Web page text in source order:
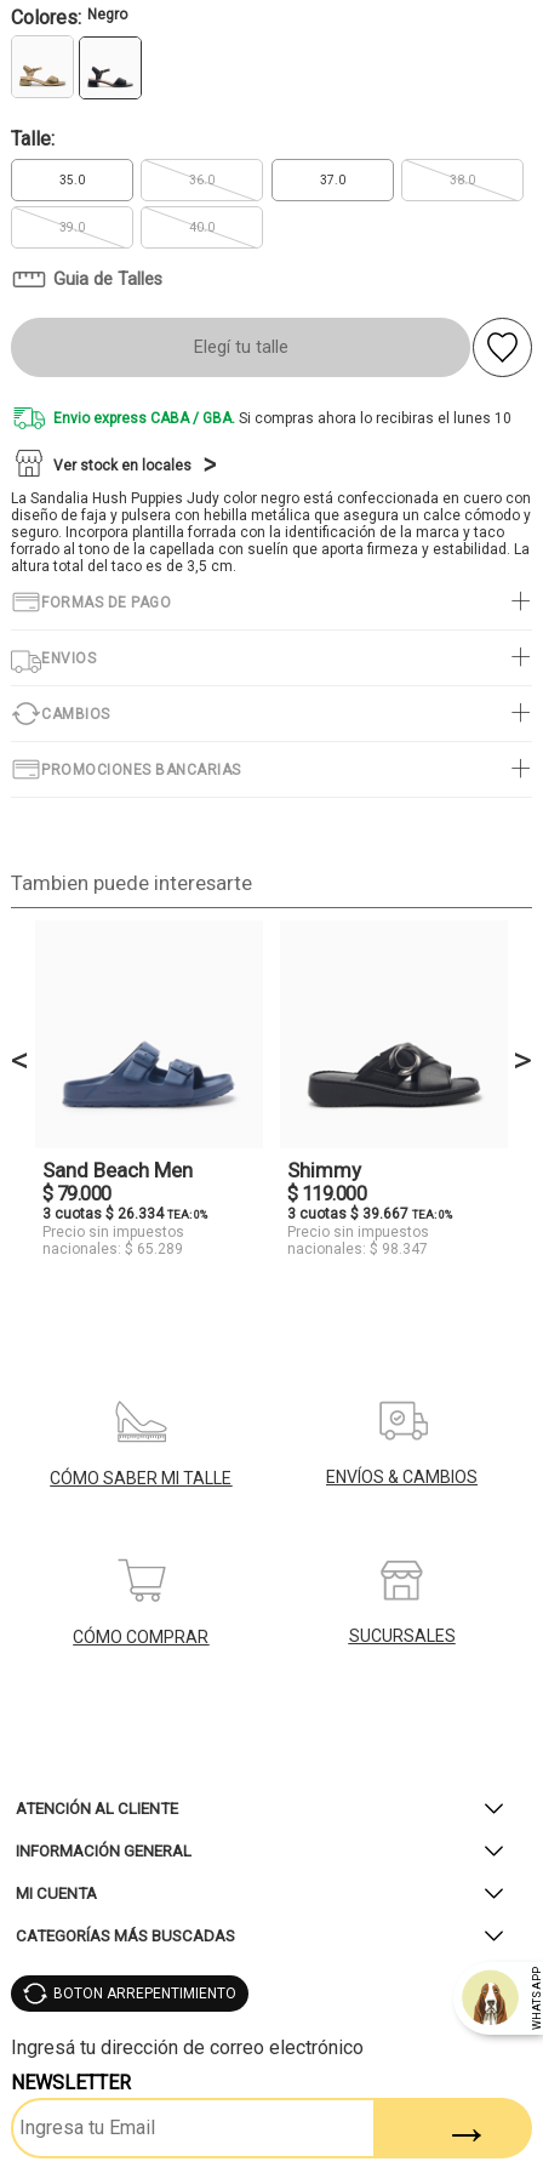
Colores: Negro
Talle:
35.0 36.0 37.0 38.0
39.0 40.0
Guia de Talles
Elegí tu talle
Envio express CABA / GBA. Si compras ahora lo recibiras el lunes 10
Ver stock en locales
La Sandalia Hush Puppies Judy color negro está confeccionada en cuero con
diseño de faja y pulsera con hebilla metálica que asegura un calce cómodo y
seguro. Incorpora plantilla forrada con la identificación de la marca y taco
forrado al tono de la capellada con suelín que aporta firmeza y estabilidad. La
altura total del taco es de 3,5 cm.
FORMAS DE PAGO
ENVIOS
CAMBIOS
PROMOCIONES BANCARIAS
Tambien puede interesarte
<
Sand Beach Men
$ 79.000
3 cuotas $ 26.334TEA: 0%
Precio sin impuestos
nacionales: $ 65.289
Shimmy
$ 119.000
3 cuotas $ 39.667 TEA: 0%
Precio sin impuestos
nacionales: $ 98.347
>
CÓMO SABER MI TALLE ENVÍOS & CAMBIOS
CÓMO COMPRAR SUCURSALES
ATENCIÓN AL CLIENTE
INFORMACIÓN GENERAL
MI CUENTA
CATEGORÍAS MÁS BUSCADAS
WHATSAPP
BOTON ARREPENTIMIENTO
NEWSLETTER